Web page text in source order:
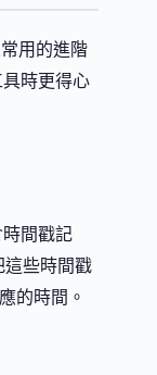
用的進階
具時更得心
時間戳記
這些時間戳
的時間。